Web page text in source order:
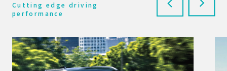
Cutting edge driving
performance